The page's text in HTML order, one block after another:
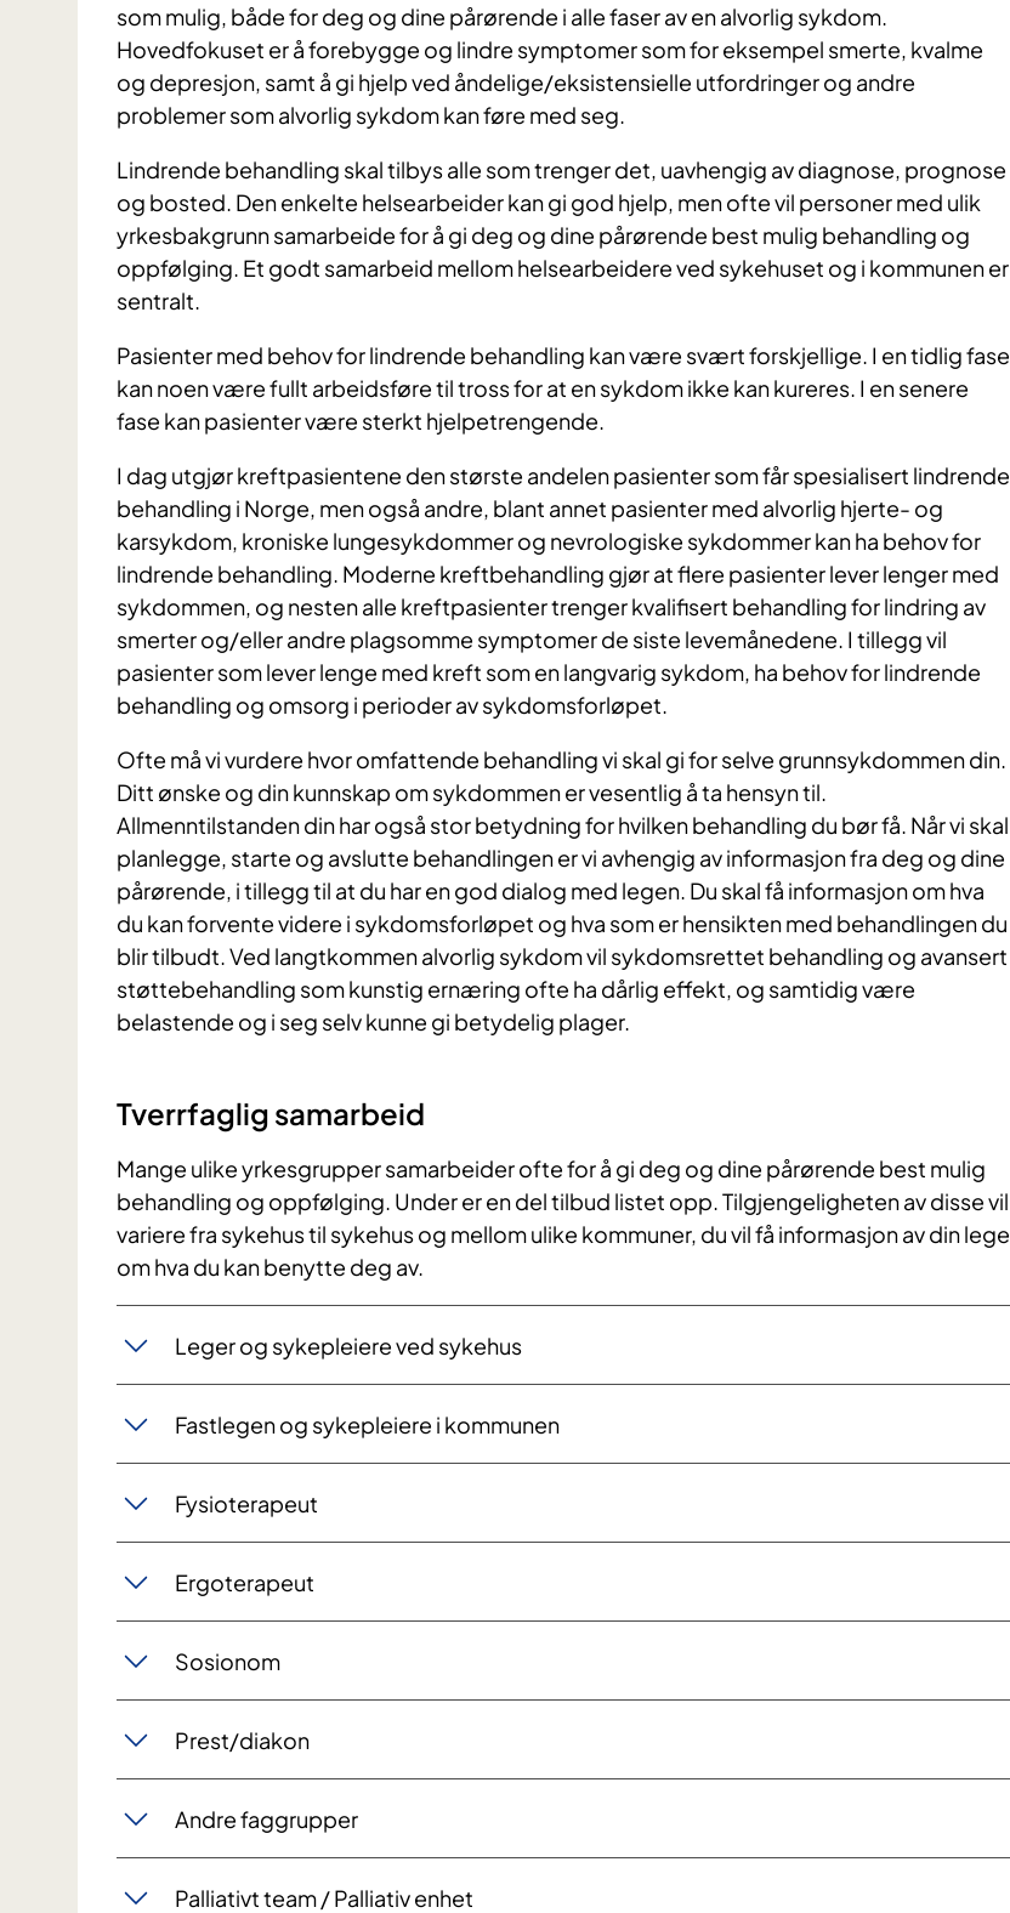
som mulig, både for deg og dine pårørende i alle faser av en alvorlig sykdom.
Hovedfokuset er å forebygge og lindre symptomer som for eksempel smerte, kvalme
og depresjon, samt å gi hjelp ved åndelige/eksistensielle utfordringer og andre
problemer som alvorlig sykdom kan føre med seg.
Lindrende behandling skal tilbys alle som trenger det, uavhengig av diagnose, prognose
og bosted. Den enkelte helsearbeider kan gi god hjelp, men ofte vil personer med ulik
yrkesbakgrunn samarbeide for å gi deg og dine pårørende best mulig behandling og
oppfølging. Et godt samarbeid mellom helsearbeidere ved sykehuset og i kommunen er
sentralt.
Pasienter med behov for lindrende behandling kan være svært forskjellige. I en tidlig fase
kan noen være fullt arbeidsføre til tross for at en sykdom ikke kan kureres. I en senere
fase kan pasienter være sterkt hjelpetrengende.
I dag utgjør kreftpasientene den største andelen pasienter som får spesialisert lindrende
behandling i Norge, men også andre, blant annet pasienter med alvorlig hjerte- og
karsykdom, kroniske lungesykdommer og nevrologiske sykdommer kan ha behov for
lindrende behandling. Moderne kreftbehandling gjør at flere pasienter lever lenger med
sykdommen, og nesten alle kreftpasienter trenger kvalifisert behandling for lindring av
smerter og/eller andre plagsomme symptomer de siste levemånedene. I tillegg vil
pasienter som lever lenge med kreft som en langvarig sykdom, ha behov for lindrende
behandling og omsorg i perioder av sykdomsforløpet.
Ofte må vi vurdere hvor omfattende behandling vi skal gi for selve grunnsykdommen din.
Ditt ønske og din kunnskap om sykdommen er vesentlig å ta hensyn til.
Allmenntilstanden din har også stor betydning for hvilken behandling du bør få. Når vi skal
planlegge, starte og avslutte behandlingen er vi avhengig av informasjon fra deg og dine
pårørende, i tillegg til at du har en god dialog med legen. Du skal få informasjon om hva
du kan forvente videre i sykdomsforløpet og hva som er hensikten med behandlingen du
blir tilbudt. Ved langtkommen alvorlig sykdom vil sykdomsrettet behandling og avansert
støttebehandling som kunstig ernæring ofte ha dårlig effekt, og samtidig være
belastende og i seg selv kunne gi betydelig plager.
Tverrfaglig samarbeid
Mange ulike yrkesgrupper samarbeider ofte for å gi deg og dine pårørende best mulig
behandling og oppfølging. Under er en del tilbud listet opp. Tilgjengeligheten av disse vil
variere fra sykehus til sykehus og mellom ulike kommuner, du vil få informasjon av din lege
om hva du kan benytte deg av.
Leger og sykepleiere ved sykehus
Fastlegen og sykepleiere i kommunen
Fysioterapeut
Ergoterapeut
Sosionom
Prest/diakon
Andre faggrupper
Palliativt team / Palliativ enhet